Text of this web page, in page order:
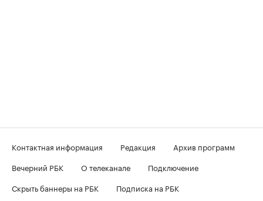
Контактная информация Редакция
Архив программ
Вечерний РБК
О телеканале
Подключение
Скрыть баннеры на РБК
Подписка на РБК